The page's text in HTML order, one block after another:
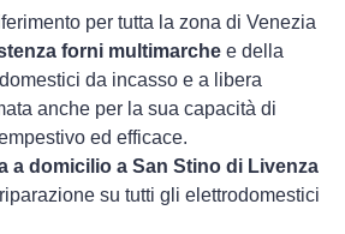
per tutta la zona di Venezia
forni multimarche e della
da incasso e a libera
anche per la sua capacità di
ed efficace.
a domicilio a San Stino di Livenza
su tutti gli elettrodomestici